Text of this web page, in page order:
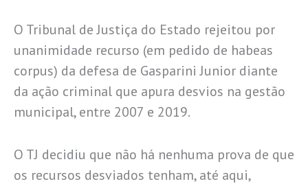
O Tribunal de Justiça do Estado rejeitou por
unanimidade recurso (em pedido de habeas
corpus) da defesa de Gasparini Junior diante
da ação criminal que apura desvios na gestão
municipal, entre 2007 e 2019.
O TJ decidiu que não há nenhuma prova de que
os recursos desviados tenham, até aqui,